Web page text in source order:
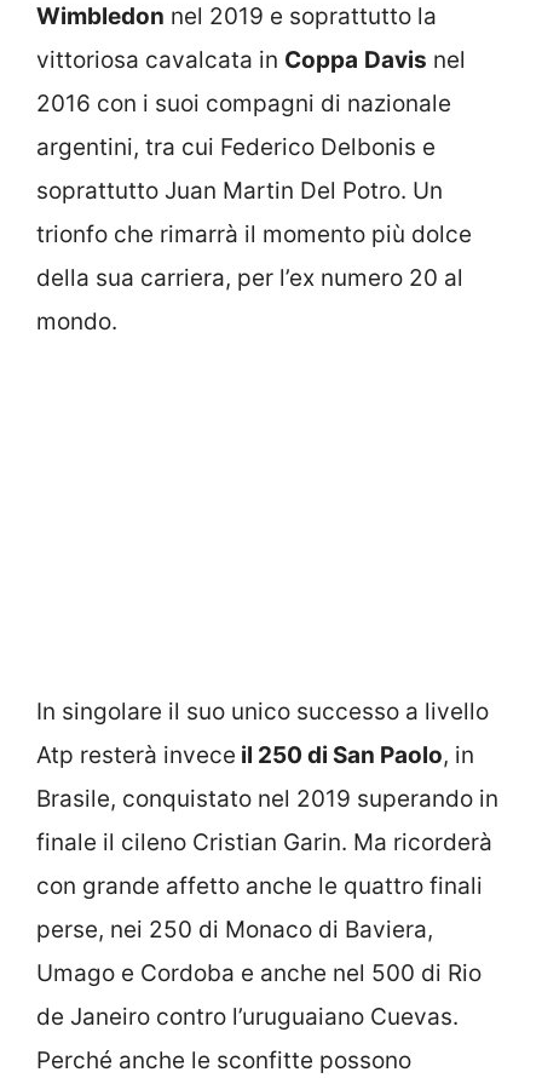
Wimbledon nel 2019 e soprattutto la
vittoriosa cavalcata in Coppa Davis nel
2016 con i suoi compagni di nazionale
argentini, tra cui Federico Delbonis e
soprattutto Juan Martin Del Potro. Un
trionfo che rimarrà il momento più dolce
della sua carriera, per l’ex numero 20 al
mondo.
In singolare il suo unico successo a livello
Atp resterà invece il 250 di San Paolo, in
Brasile, conquistato nel 2019 superando in
finale il cileno Cristian Garin. Ma ricorderà
con grande affetto anche le quattro finali
perse, nei 250 di Monaco di Baviera,
Umago e Cordoba e anche nel 500 di Rio
de Janeiro contro l’uruguaiano Cuevas.
Perché anche le sconfitte possono